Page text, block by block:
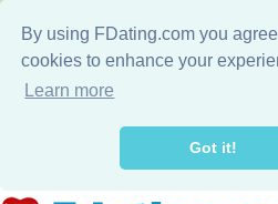
By using FDating.com you
cookies to enhance your
Learn more
Got it!